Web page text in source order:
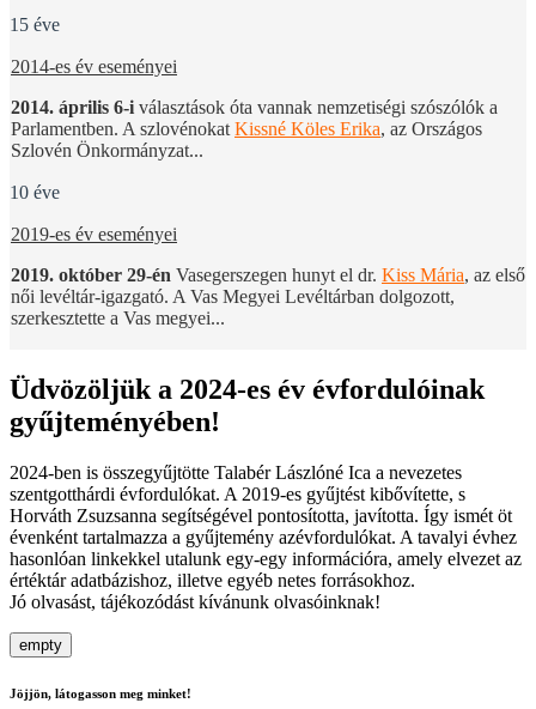
15 éve
2014-es év eseményei
2014. április 6-i választások óta vannak nemzetiségi szószólók a
Parlamentben. A szlovénokat Kissné Köles Erika, az Országos
Szlovén Önkormányzat...
10 éve
2019-es év eseményei
2019. október 29-én Vasegerszegen hunyt el dr. Kiss Mária, az első
női levéltár-igazgató. A Vas Megyei Levéltárban dolgozott,
szerkesztette a Vas megyei...
Üdvözöljük a 2024-es év évfordulóinak
gyűjteményében!
2024-ben is összegyűjtötte Talabér Lászlóné Ica a nevezetes
szentgotthárdi évfordulókat. A 2019-es gyűjtést kibővítette, s
Horváth Zsuzsanna segítségével pontosította, javította. Így ismét öt
évenként tartalmazza a gyűjtemény azévfordulókat. A tavalyi évhez
hasonlóan linkekkel utalunk egy-egy információra, amely elvezet az
értéktár adatbázishoz, illetve egyéb netes forrásokhoz.
Jó olvasást, tájékozódást kívánunk olvasóinknak!
empty
Jöjjön, látogasson meg minket!